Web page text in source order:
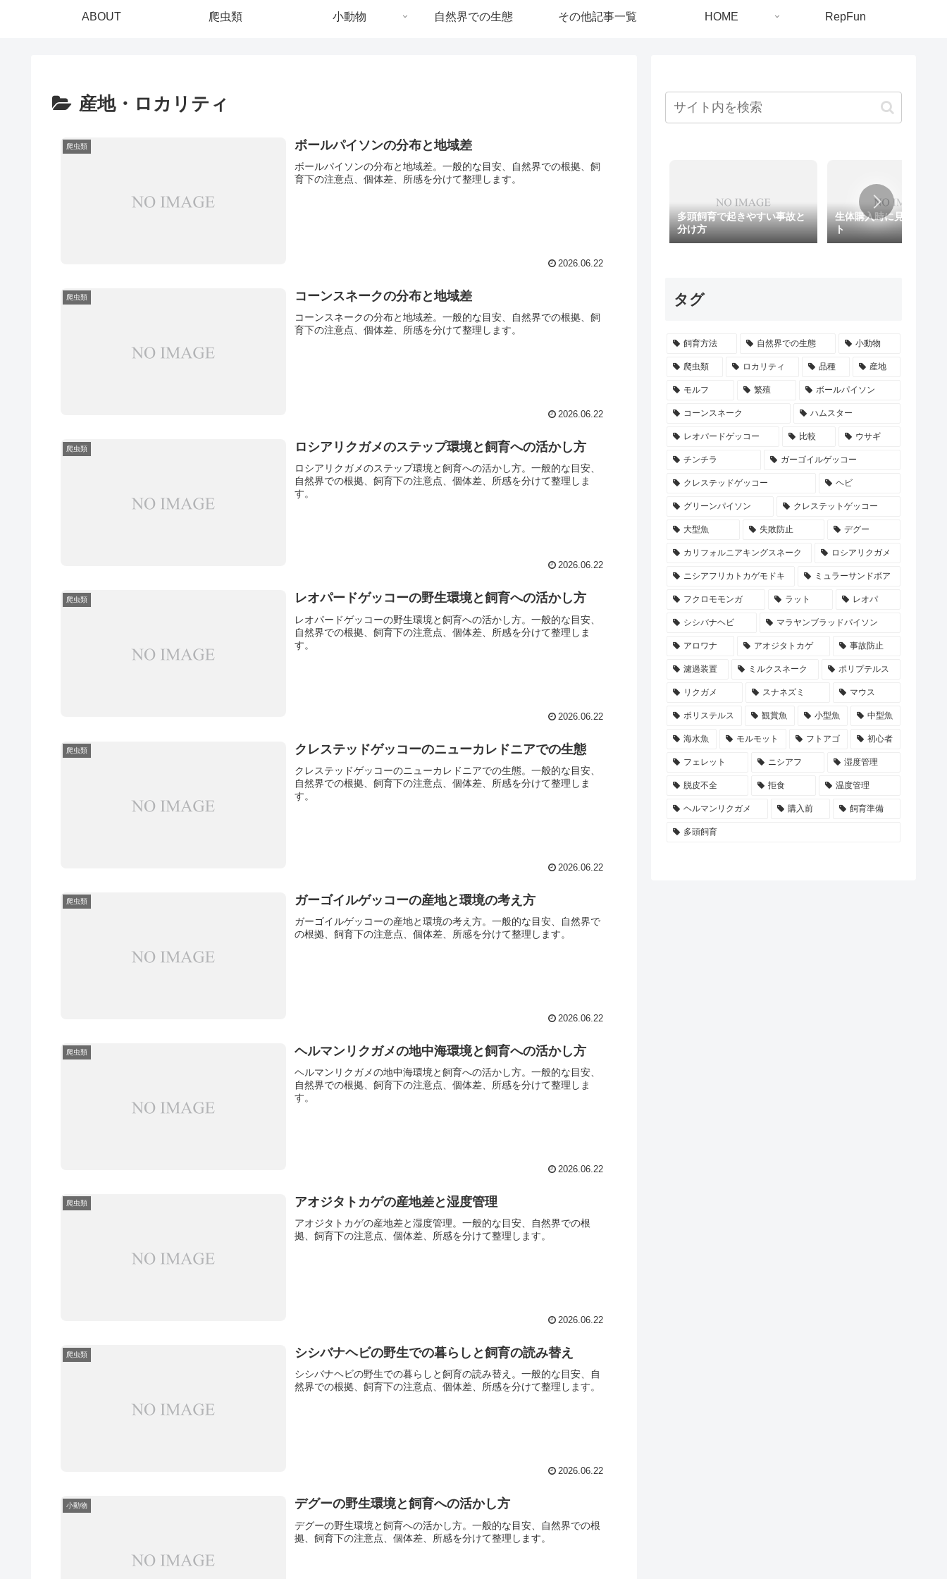
ABOUT 爬虫類 小動物 自然界での生態 その他記事一覧 HOME RepFun
産地・ロカリティ
爬虫類 ボールパイソンの分布と地域差
ボールパイソンの分布と地域差。一般的な目安、自然界での根拠、飼
育下の注意点、個体差、所感を分けて整理します。
2026.06.22
爬虫類 コーンスネークの分布と地域差
コーンスネークの分布と地域差。一般的な目安、自然界での根拠、飼
育下の注意点、個体差、所感を分けて整理します。
2026.06.22
爬虫類 ロシアリクガメのステップ環境と飼育への活かし方
ロシアリクガメのステップ環境と飼育への活かし方。一般的な目安、
自然界での根拠、飼育下の注意点、個体差、所感を分けて整理しま
す。
2026.06.22
爬虫類 レオパードゲッコーの野生環境と飼育への活かし方
レオパードゲッコーの野生環境と飼育への活かし方。一般的な目安、
自然界での根拠、飼育下の注意点、個体差、所感を分けて整理しま
す。
2026.06.22
爬虫類 クレステッドゲッコーのニューカレドニアでの生態
クレステッドゲッコーのニューカレドニアでの生態。一般的な目安、
自然界での根拠、飼育下の注意点、個体差、所感を分けて整理しま
す。
2026.06.22
爬虫類 ガーゴイルゲッコーの産地と環境の考え方
ガーゴイルゲッコーの産地と環境の考え方。一般的な目安、自然界で
の根拠、飼育下の注意点、個体差、所感を分けて整理します。
2026.06.22
爬虫類 ヘルマンリクガメの地中海環境と飼育への活かし方
ヘルマンリクガメの地中海環境と飼育への活かし方。一般的な目安、
自然界での根拠、飼育下の注意点、個体差、所感を分けて整理しま
す。
2026.06.22
爬虫類 アオジタトカゲの産地差と湿度管理
アオジタトカゲの産地差と湿度管理。一般的な目安、自然界での根
拠、飼育下の注意点、個体差、所感を分けて整理します。
2026.06.22
爬虫類 シシバナヘビの野生での暮らしと飼育の読み替え
シシバナヘビの野生での暮らしと飼育の読み替え。一般的な目安、自
然界での根拠、飼育下の注意点、個体差、所感を分けて整理します。
2026.06.22
小動物 デグーの野生環境と飼育への活かし方
デグーの野生環境と飼育への活かし方。一般的な目安、自然界での根
拠、飼育下の注意点、個体差、所感を分けて整理します。
多頭飼育で起きやすい事故と
分け方
生体購入時に見るべきポ
ト
タグ
飼育方法 自然界での生態 小動物
爬虫類 ロカリティ 品種 産地
モルフ 繁殖 ボールパイソン
コーンスネーク ハムスター
レオパードゲッコー 比較 ウサギ
チンチラ ガーゴイルゲッコー
クレステッドゲッコー ヘビ
グリーンパイソン クレステットゲッコー
大型魚 失敗防止 デグー
カリフォルニアキングスネーク ロシアリクガメ
ニシアフリカトカゲモドキ ミュラーサンドボア
フクロモモンガ ラット レオパ
シシバナヘビ マラヤンブラッドパイソン
アロワナ アオジタトカゲ 事故防止
濾過装置 ミルクスネーク ポリプテルス
リクガメ スナネズミ マウス
ポリステルス 観賞魚 小型魚 中型魚
海水魚 モルモット フトアゴ 初心者
フェレット ニシアフ 湿度管理
脱皮不全 拒食 温度管理
ヘルマンリクガメ 購入前 飼育準備
多頭飼育